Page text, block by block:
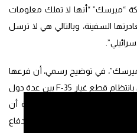
“ميرسك” “أنها لا تملك معلومات
السفينة، وبالتالي هي لا ترسل
في توضيح رسمي، أن فرعها
في الولايات المتحدة الأمريكية ينقل بانتظام قطع غيار F-35 بين عدة دول
المقاتلات الشبحية، موضحة أن
وليس عن وزارة الدفاع